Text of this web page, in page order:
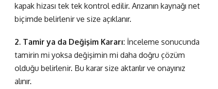
kapak hizası tek tek kontrol edilir. Arızanın kaynağı net
biçimde belirlenir ve size açıklanır.
2. Tamir ya da Değişim Kararı: İnceleme sonucunda
tamirin mi yoksa değişimin mi daha doğru çözüm
olduğu belirlenir. Bu karar size aktarılır ve onayınız
alınır.